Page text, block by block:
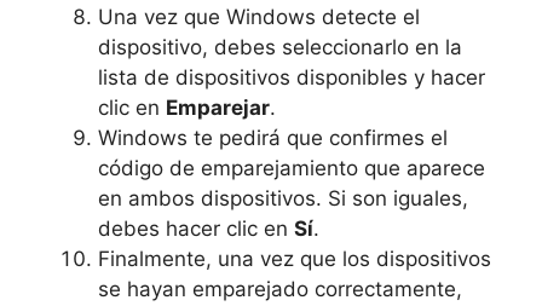
Una vez que Windows detecte el
dispositivo, debes seleccionarlo en la
lista de dispositivos disponibles y hacer
clic en Emparejar.
Windows te pedirá que confirmes el
código de emparejamiento que aparece
en ambos dispositivos. Si son iguales,
debes hacer clic en Sí.
Finalmente, una vez que los dispositivos
se hayan emparejado correctamente,